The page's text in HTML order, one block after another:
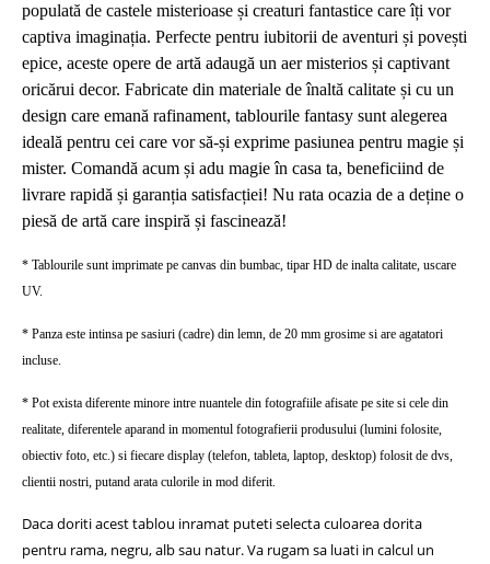
populată de castele misterioase și creaturi fantastice care îți vor
captiva imaginația. Perfecte pentru iubitorii de aventuri și povești
epice, aceste opere de artă adaugă un aer misterios și captivant
oricărui decor. Fabricate din materiale de înaltă calitate și cu un
design care emană rafinament, tablourile fantasy sunt alegerea
ideală pentru cei care vor să-și exprime pasiunea pentru magie și
mister. Comandă acum și adu magie în casa ta, beneficiind de
livrare rapidă și garanția satisfacției! Nu rata ocazia de a deține o
piesă de artă care inspiră și fascinează!
* Tablourile sunt imprimate pe canvas din bumbac, tipar HD de inalta calitate, uscare
UV.
* Panza este intinsa pe sasiuri (cadre) din lemn, de 20 mm grosime si are agatatori
incluse.
* Pot exista diferente minore intre nuantele din fotografiile afisate pe site si cele din
realitate, diferentele aparand in momentul fotografierii produsului (lumini folosite,
obiectiv foto, etc.) si fiecare display (telefon, tableta, laptop, desktop) folosit de dvs,
clientii nostri, putand arata culorile in mod diferit.
Daca doriti acest tablou inramat puteti selecta culoarea dorita
pentru rama, negru, alb sau natur.Va rugam sa luati in calcul un